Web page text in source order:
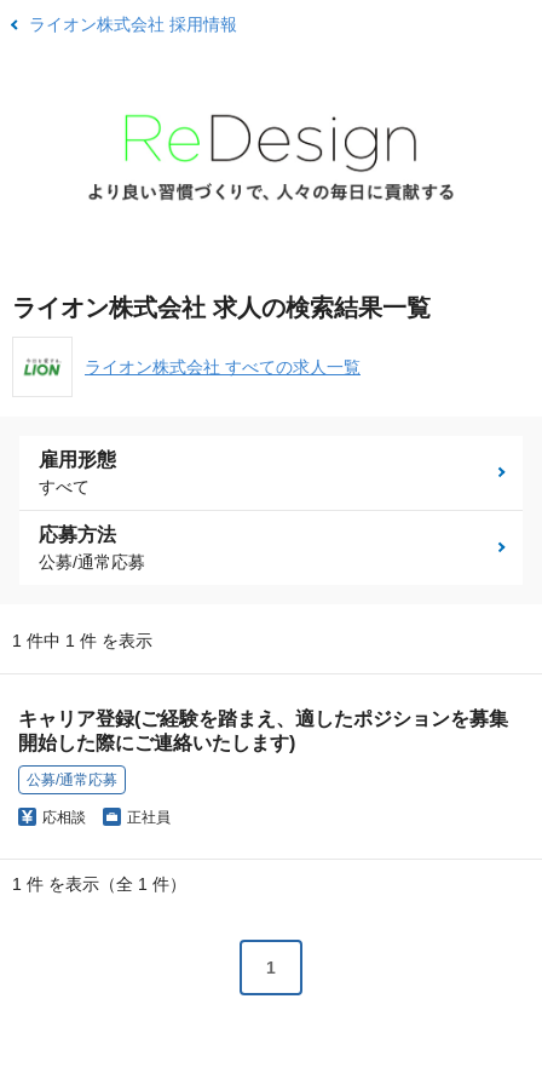
ライオン株式会社 採用情報
ライオン株式会社 求人の検索結果一覧
ライオン株式会社 すべての求人一覧
雇用形態
すべて
応募方法
公募/通常応募
1 件中 1 件 を表示
キャリア登録(ご経験を踏まえ、適したポジションを募集
開始した際にご連絡いたします)
公募/通常応募
応相談 正社員
1 件 を表示（全 1 件）
1